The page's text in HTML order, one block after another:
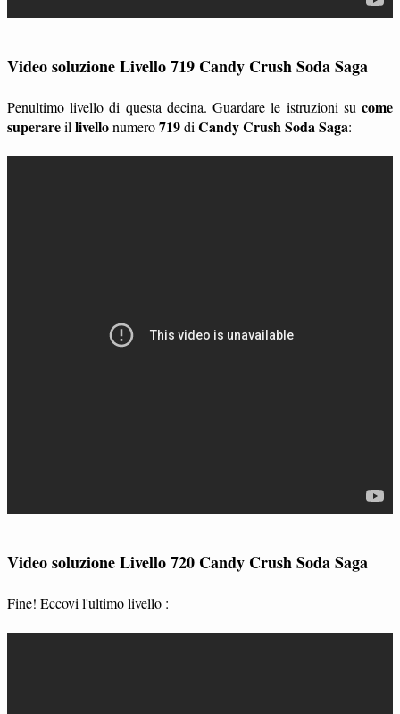
Video soluzione Livello 719 Candy Crush Soda Saga
Penultimo livello di questa decina. Guardare le istruzioni su come
superareil livellonumero719di Candy Crush Soda Saga:
Video soluzione Livello 720 Candy Crush Soda Saga
Fine! Eccovi l'ultimo livello :